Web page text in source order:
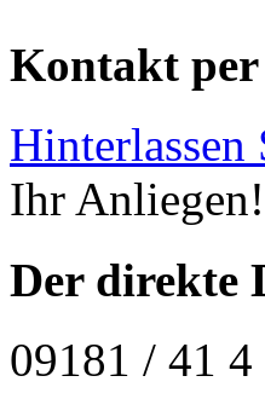
Kontakt
Ihr Anliegen!
Der direkte
09181 / 41 4